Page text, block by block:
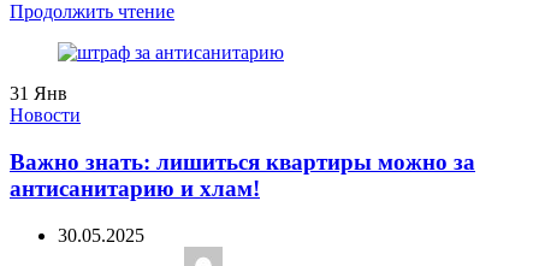
Продолжить чтение
31 Янв
Новости
Важно знать: лишиться квартиры можно за
антисанитарию и хлам!
30.05.2025